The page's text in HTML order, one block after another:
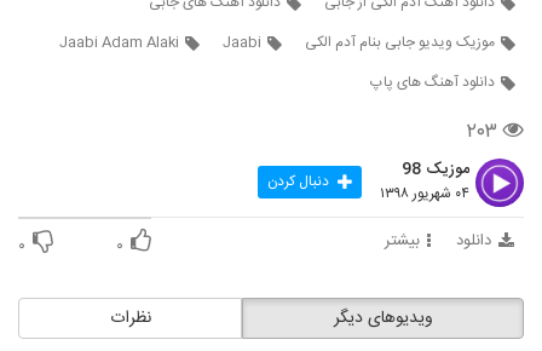
5989
5991
Izadmehr Delam Halesh Kharabe
۳۱۴ بازدید
5992
موزیک ویدیو جابی بنام آدم الکی
Jaabi
Jaabi Adam Alaki
دانلود آهنگ های پاپ
۲۰۳
موزیک 98
۰۴ شهریور ۱۳۹۸ دنبال کردن
دانلود بیشتر ۰ ۰
نظرات ویدیوهای دیگر